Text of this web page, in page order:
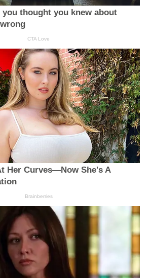
thought you knew about
CTA Love
Her Curves—Now She's A
Brainberries